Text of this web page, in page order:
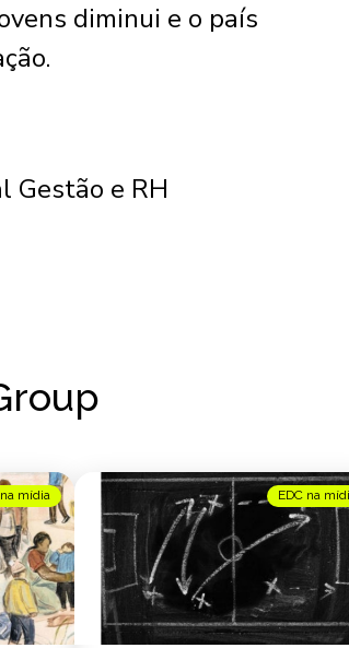
diminui e o país
Gestão e RH
mídia EDC na